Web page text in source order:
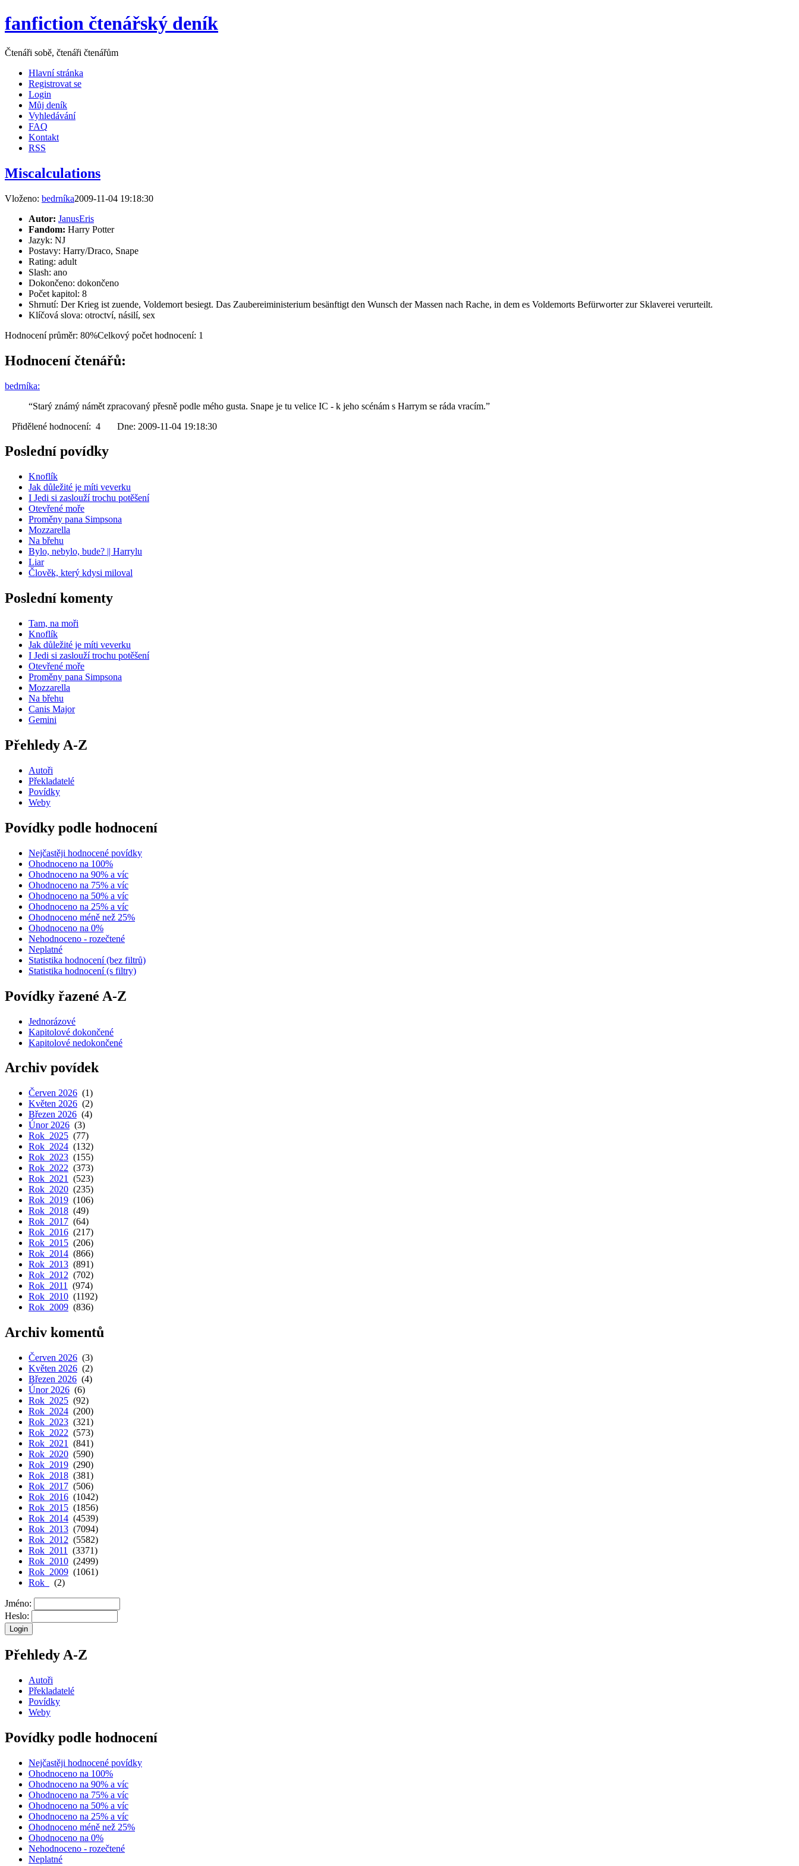
fanfiction čtenářský deník
Čtenáři sobě, čtenáři čtenářům
Hlavní stránka
Registrovat se
Login
Můj deník
Vyhledávání
FAQ
Kontakt
RSS
Miscalculations
Vloženo: bedrníka2009-11-04 19:18:30
Autor: JanusEris
Fandom: Harry Potter
Jazyk: NJ
Postavy: Harry/Draco, Snape
Rating: adult
Slash: ano
Dokončeno: dokončeno
Počet kapitol: 8
Shrnutí: Der Krieg ist zuende, Voldemort besiegt. Das Zaubereiministerium besänftigt den Wunsch der Massen nach Rache, in dem es Voldemorts Befürworter zur Sklaverei verurteilt.
Klíčová slova: otroctví, násilí, sex
Hodnocení průměr: 80%Celkový počet hodnocení: 1
Hodnocení čtenářů:
bedrníka:
“Starý známý námět zpracovaný přesně podle mého gusta. Snape je tu velice IC - k jeho scénám s Harrym se ráda vracím.”
Přidělené hodnocení: 4 Dne: 2009-11-04 19:18:30
Poslední povídky
Knoflík
Jak důležité je míti veverku
I Jedi si zaslouží trochu potěšení
Otevřené moře
Proměny pana Simpsona
Mozzarella
Na břehu
Bylo, nebylo, bude? || Harrylu
Liar
Člověk, který kdysi miloval
Poslední komenty
Tam, na moři
Knoflík
Jak důležité je míti veverku
I Jedi si zaslouží trochu potěšení
Otevřené moře
Proměny pana Simpsona
Mozzarella
Na břehu
Canis Major
Gemini
Přehledy A-Z
Autoři
Překladatelé
Povídky
Weby
Povídky podle hodnocení
Nejčastěji hodnocené povídky
Ohodnoceno na 100%
Ohodnoceno na 90% a víc
Ohodnoceno na 75% a víc
Ohodnoceno na 50% a víc
Ohodnoceno na 25% a víc
Ohodnoceno méně než 25%
Ohodnoceno na 0%
Nehodnoceno - rozečtené
Neplatné
Statistika hodnocení (bez filtrů)
Statistika hodnocení (s filtry)
Povídky řazené A-Z
Jednorázové
Kapitolové dokončené
Kapitolové nedokončené
Archiv povídek
Červen 2026 (1)
Květen 2026 (2)
Březen 2026 (4)
Únor 2026 (3)
Rok 2025 (77)
Rok 2024 (132)
Rok 2023 (155)
Rok 2022 (373)
Rok 2021
(523)
Rok 2020 (235)
Rok 2019 (106)
Rok 2018 (49)
Rok 2017 (64)
Rok 2016 (217)
Rok 2015 (206)
Rok 2014 (866)
Rok 2013 (891)
Rok 2012 (702)
Rok 2011
(974)
Rok 2010 (1192)
Rok 2009 (836)
Archiv komentů
Červen 2026 (3)
Květen 2026 (2)
Březen 2026 (4)
Únor 2026 (6)
Rok 2025 (92)
Rok 2024 (200)
Rok 2023 (321)
Rok 2022 (573)
Rok 2021
(841)
Rok 2020 (590)
Rok 2019 (290)
Rok 2018 (381)
Rok 2017 (506)
Rok 2016 (1042)
Rok 2015 (1856)
Rok 2014 (4539)
Rok 2013 (7094)
Rok 2012 (5582)
Rok 2011
(3371)
Rok 2010 (2499)
Rok 2009 (1061)
Rok
(2)
Jméno:
Heslo:
Přehledy A-Z
Autoři
Překladatelé
Povídky
Weby
Povídky podle hodnocení
Nejčastěji hodnocené povídky
Ohodnoceno na 100%
Ohodnoceno na 90% a víc
Ohodnoceno na 75% a víc
Ohodnoceno na 50% a víc
Ohodnoceno na 25% a víc
Ohodnoceno méně než 25%
Ohodnoceno na 0%
Nehodnoceno - rozečtené
Neplatné